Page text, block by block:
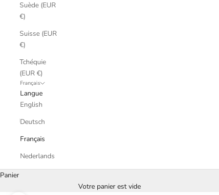
Suède (EUR
€)
Suisse (EUR
€)
Tchéquie
(EUR €)
Français
Langue
English
Deutsch
Français
Nederlands
Panier
Votre panier est vide